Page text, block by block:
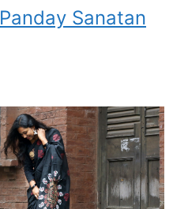
Panday Sanatan